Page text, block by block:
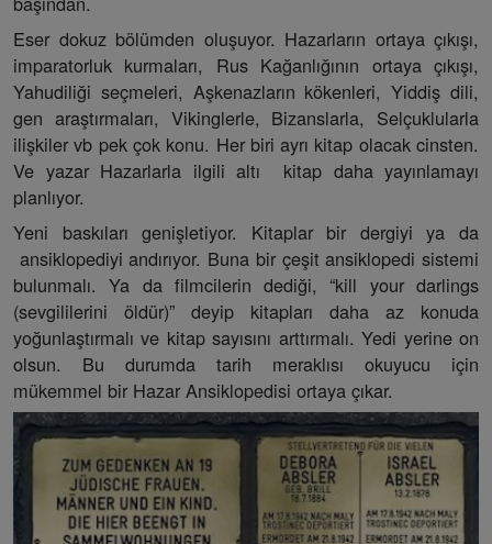
Eser dokuz bölümden oluşuyor. Hazarların ortaya çıkışı,
imparatorluk kurmaları, Rus Kağanlığının ortaya çıkışı,
Yahudiliği seçmeleri, Aşkenazların kökenleri, Yiddiş dili,
gen araştırmaları, Vikinglerle, Bizanslarla, Selçuklularla
ilişkiler vb pek çok konu. Her biri ayrı kitap olacak cinsten.
Ve yazar Hazarlarla ilgili altı kitap daha yayınlamayı
planlıyor.
Yeni baskıları genişletiyor. Kitaplar bir dergiyi ya da
ansiklopediyi andırıyor. Buna bir çeşit ansiklopedi sistemi
bulunmalı. Ya da filmcilerin dediği, “kill your darlings
(sevgililerini öldür)” deyip kitapları daha az konuda
yoğunlaştırmalı ve kitap sayısını arttırmalı. Yedi yerine on
olsun. Bu durumda tarih meraklısı okuyucu için
mükemmel bir Hazar Ansiklopedisi ortaya çıkar.